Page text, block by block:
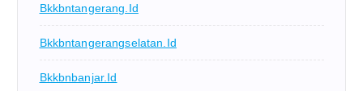
Bkkbntangerang.id
Bkkbntangerangselatan.id
Bkkbnbanjar.id